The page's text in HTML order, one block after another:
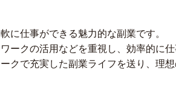
に仕事ができる魅力的な副業です。
ークの活用などを重視し、効率的に
クで充実した副業ライフを送り、理